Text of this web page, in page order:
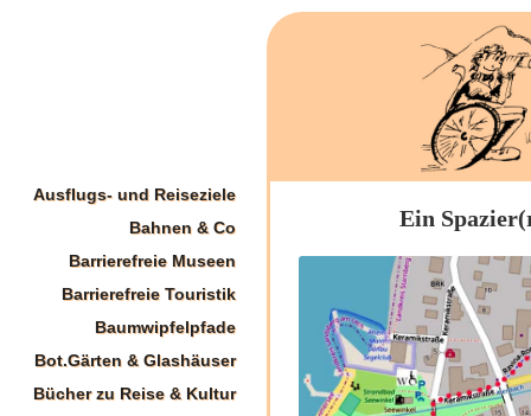
Ausflugs- und Reiseziele
Bahnen & Co
Barrierefreie Museen
Barrierefreie Touristik
Baumwipfelpfade
Bot.Gärten & Glashäuser
Bücher zu Reise & Kultur
Ein